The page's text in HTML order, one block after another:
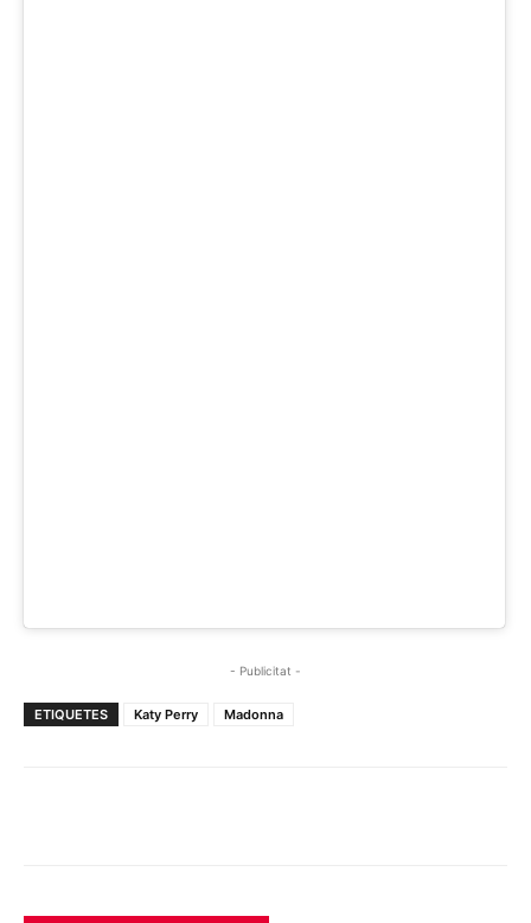
- Publicitat -
ETIQUETES Katy Perry Madonna